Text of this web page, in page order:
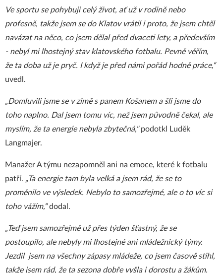
Ve sportu se pohybuji celý život, ať už v rodině nebo
profesně, takže jsem se do Klatov vrátil i proto, že jsem chtěl
navázat na něco, co jsem dělal před dvaceti lety, a především
- nebyl mi lhostejný stav klatovského fotbalu. Pevně věřím,
že ta doba už je pryč. I když je před námi pořád hodně práce,“
uvedl.
„Domluvili jsme se v zimě s panem Košanem a šli jsme do
toho naplno. Dal jsem tomu víc, než jsem původně čekal, ale
myslím, že ta energie nebyla zbytečná,"podotkl Luděk
Langmajer.
Manažer A týmu nezapomněl ani na emoce, které k fotbalu
patří. „Ta energie tam byla velká a jsem rád, že se to
proměnilo ve výsledek. Nebylo to samozřejmé, ale o to víc si
toho vážím,“dodal.
„Teď jsem samozřejmě už přes týden šťastný, že se
postoupilo, ale nebyly mi lhostejné ani mládežnický týmy.
Jezdil jsem na všechny zápasy mládeže, co jsem časově stihl,
takže jsem rád, že ta sezona dobře vyšla i dorostu a žákům.